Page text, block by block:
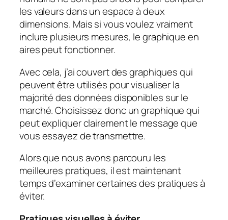
les valeurs dans un espace à deux
dimensions. Mais si vous voulez vraiment
inclure plusieurs mesures, le graphique en
aires peut fonctionner.
Avec cela, j’ai couvert des graphiques qui
peuvent être utilisés pour visualiser la
majorité des données disponibles sur le
marché. Choisissez donc un graphique qui
peut expliquer clairement le message que
vous essayez de transmettre.
Alors que nous avons parcouru les
meilleures pratiques, il est maintenant
temps d’examiner certaines des pratiques à
éviter.